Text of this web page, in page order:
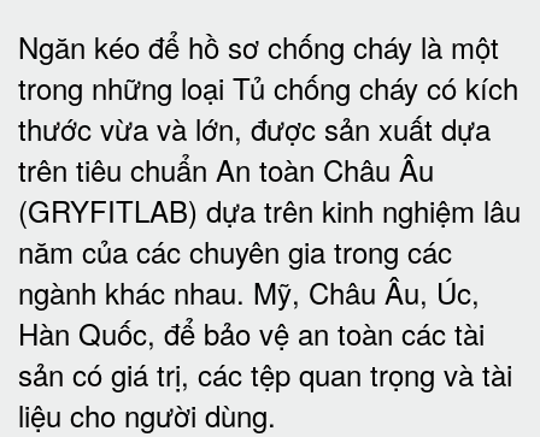
Ngăn kéo để hồ sơ chống cháy là một
trong những loại Tủ chống cháy có kích
thước vừa và lớn, được sản xuất dựa
trên tiêu chuẩn An toàn Châu Âu
(GRYFITLAB) dựa trên kinh nghiệm lâu
năm của các chuyên gia trong các
ngành khác nhau. Mỹ, Châu Âu, Úc,
Hàn Quốc, để bảo vệ an toàn các tài
sản có giá trị, các tệp quan trọng và tài
liệu cho người dùng.